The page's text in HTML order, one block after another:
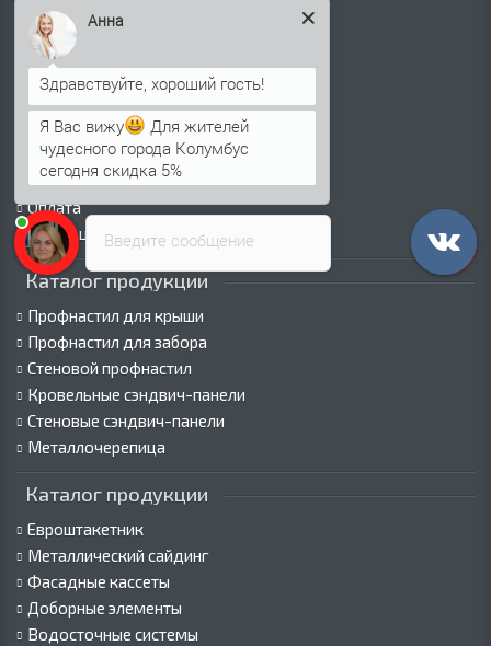
Информация о доставке
Политика безопасности
Условия соглашения
Сертификаты
Виды покрытий
Как оформить заказ
Вакансии
Оплата
Пресс-центр
Каталог продукции
Профнастил для крыши
Профнастил для забора
Стеновой профнастил
Кровельные сэндвич-панели
Стеновые сэндвич-панели
Металлочерепица
Каталог продукции
Евроштакетник
Металлический сайдинг
Фасадные кассеты
Доборные элементы
Водосточные системы
Введите сообщение
Анна
Я Вас вижу
Для жителей
чудесного города Колумбус
сегодня скидка 5%